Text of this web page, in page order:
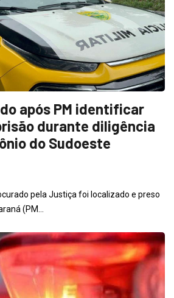
após PM identificar
durante diligência
do Sudoeste
pela Justiça foi localizado e preso
(PM...